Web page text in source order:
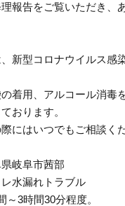
報告をご覧いただき、
新型コロナウイルス感
着用、アルコール消毒
おります。
にはいつでもご相談く
県岐阜市茜部
レ水漏れトラブル
～3時間30分程度。